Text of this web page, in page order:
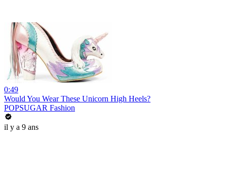
0:49
Would You Wear These Unicorn High Heels?
POPSUGAR Fashion
il y a 9 ans